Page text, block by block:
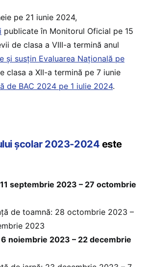
pe 21 iunie 2024,
publicate în Monitorul Oficial pe 15
de clasa a VIII-a termină anul
și susțin Evaluarea Națională pe
clasa a XII-a termină pe 7 iunie
de BAC 2024 pe 1 iulie 2024.
școlar 2023-2024 este
septembrie 2023 – 27 octombrie
de toamnă: 28 octombrie 2023 –
2023
noiembrie 2023 – 22 decembrie